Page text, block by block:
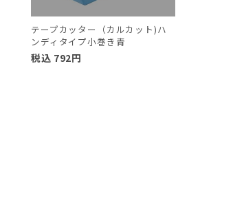
テープカッター（カルカット)ハ
ンディタイプ小巻き青
税込 792円